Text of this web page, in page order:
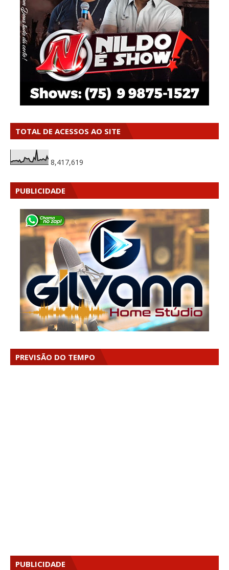
TOTAL DE ACESSOS AO SITE
8,417,619
PUBLICIDADE
PREVISÃO DO TEMPO
PUBLICIDADE